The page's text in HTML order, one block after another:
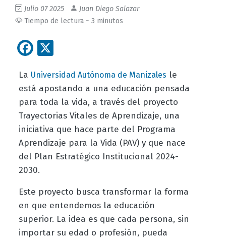
Julio 07 2025
Juan Diego Salazar
Tiempo de lectura ~ 3 minutos
Facebook
La Universidad Autónoma de Manizales le
está apostando a una educación pensada
para toda la vida, a través del proyecto
Trayectorias Vitales de Aprendizaje, una
iniciativa que hace parte del Programa
Aprendizaje para la Vida (PAV) y que nace
del Plan Estratégico Institucional 2024-
2030.
Este proyecto busca transformar la forma
en que entendemos la educación
superior. La idea es que cada persona, sin
importar su edad o profesión, pueda